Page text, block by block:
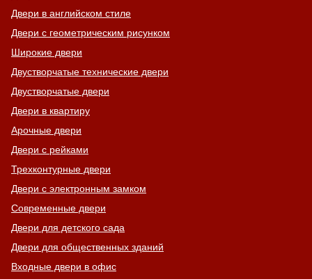
Двери в английском стиле
Двери с геометрическим рисунком
Широкие двери
Двустворчатые технические двери
Двустворчатые двери
Двери в квартиру
Арочные двери
Двери с рейками
Трехконтурные двери
Двери с электронным замком
Современные двери
Двери для детского сада
Двери для общественных зданий
Входные двери в офис